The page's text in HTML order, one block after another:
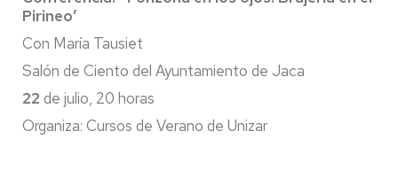
Pirineo’
Con María Tausiet
Salón de Ciento del Ayuntamiento de Jaca
22 de julio, 20 horas
Organiza: Cursos de Verano de Unizar